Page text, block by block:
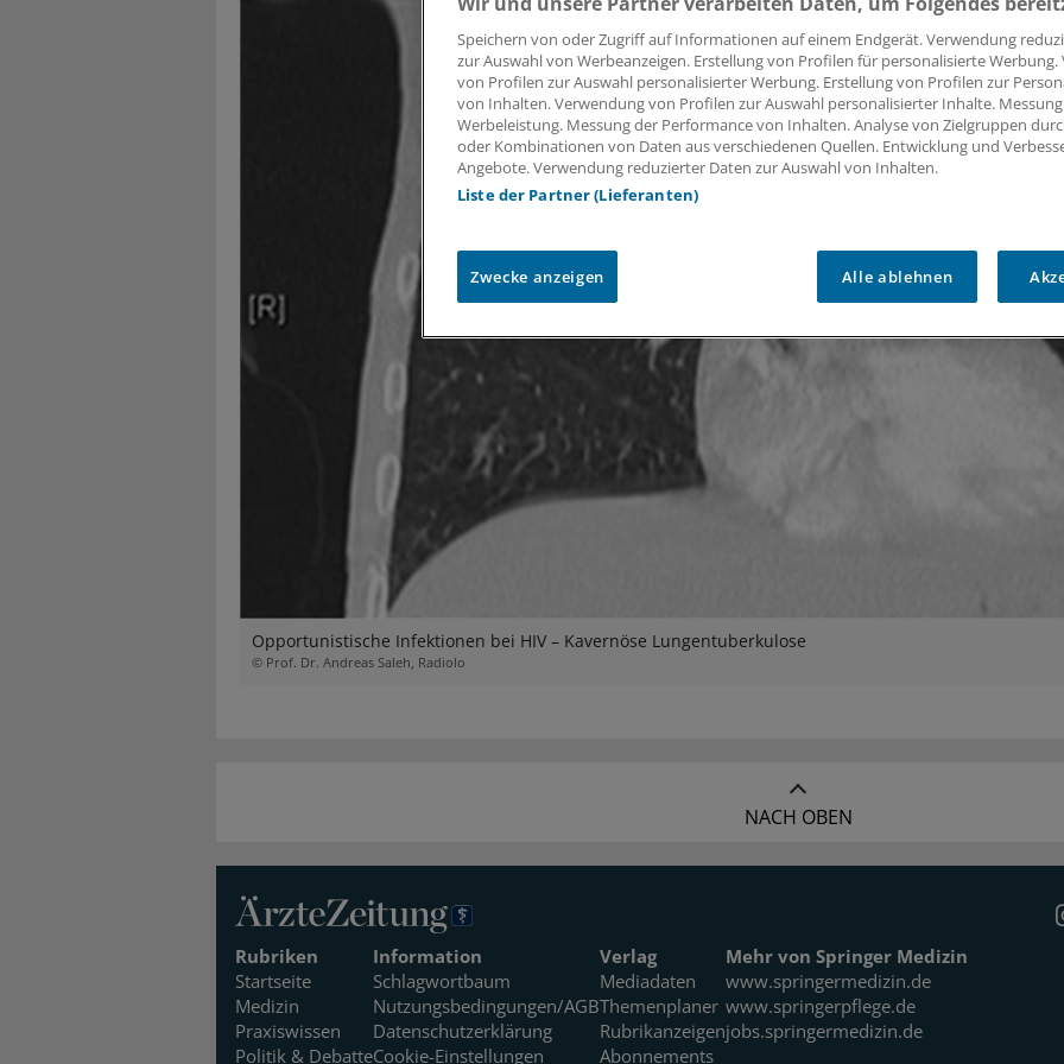
Opportunistische Infektionen bei HIV – Kavernöse Lungentuberkulose
© Prof. Dr. Andreas Saleh, Radiolo
NACH OBEN
Rubriken
Startseite
Medizin
Praxiswissen
Politik & Debatte
Information
Schlagwortbaum
Nutzungsbedingungen/AGB
Datenschutzerklärung
Cookie-Einstellungen
Verlag
Mediadaten
Themenplaner
Rubrikanzeigen
Abonnements
Mehr von Springer Medizin
www.springermedizin.de
www.springerpflege.de
jobs.springermedizin.de
Speichern von oder Zugriff auf Informationen auf einem Endgerät. Verwendung
zur Auswahl von Werbeanzeigen. Erstellung von Profilen für personalisierte
von Profilen zur Auswahl personalisierter Werbung. Erstellung von Profilen zur
von Inhalten. Verwendung von Profilen zur Auswahl personalisierter Inhalte.
Werbeleistung. Messung der Performance von Inhalten. Analyse von Zielgruppen
oder Kombinationen von Daten aus verschiedenen Quellen. Entwicklung und
Angebote. Verwendung reduzierter Daten zur Auswahl von Inhalten.
Liste der Partner (Lieferanten)
Zwecke anzeigen Alle ablehnen